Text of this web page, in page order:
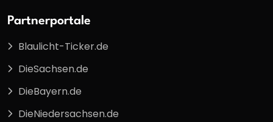
Partnerportale
Blaulicht-Ticker.de
DieSachsen.de
DieBayern.de
DieNiedersachsen.de